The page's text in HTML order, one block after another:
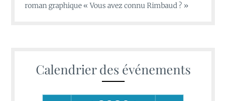
roman graphique « Vous avez connu Rimbaud ? »
Calendrier des événements